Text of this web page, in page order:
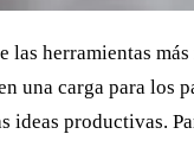
las herramientas
una carga para los
ideas productivas.